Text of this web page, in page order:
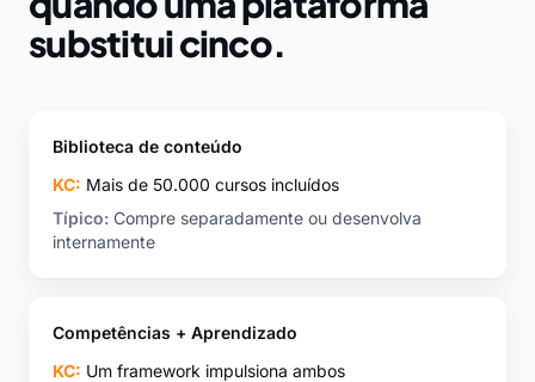
substitui cinco.
Biblioteca de conteúdo
KC: Mais de 50.000 cursos incluídos
Típico: Compre separadamente ou desenvolva
internamente
Competências + Aprendizado
KC: Um framework impulsiona ambos